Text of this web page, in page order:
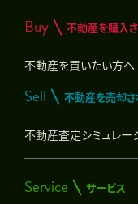
Buy 不動産を購入
不動産を買いたい方へ
Sell 不動産を売却
不動産査定シミュレー
Service サービス